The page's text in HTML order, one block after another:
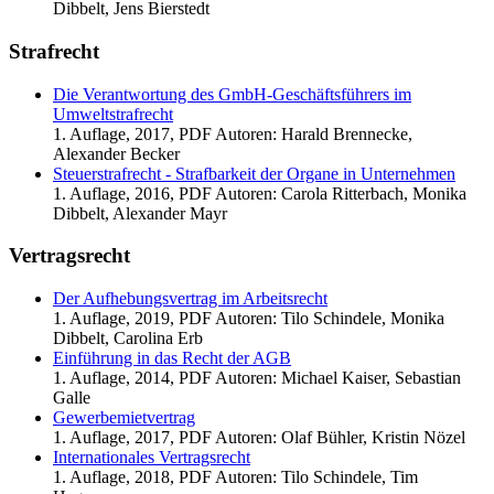
Dibbelt, Jens Bierstedt
Strafrecht
Die Verantwortung des GmbH-Geschäftsführers im
Umweltstrafrecht
1. Auflage, 2017, PDF Autoren: Harald Brennecke,
Alexander Becker
Steuerstrafrecht - Strafbarkeit der Organe in Unternehmen
1. Auflage, 2016, PDF Autoren: Carola Ritterbach, Monika
Dibbelt, Alexander Mayr
Vertragsrecht
Der Aufhebungsvertrag im Arbeitsrecht
1. Auflage, 2019, PDF Autoren: Tilo Schindele, Monika
Dibbelt, Carolina Erb
Einführung in das Recht der AGB
1. Auflage, 2014, PDF Autoren: Michael Kaiser, Sebastian
Galle
Gewerbemietvertrag
1. Auflage, 2017, PDF Autoren: Olaf Bühler, Kristin Nözel
Internationales Vertragsrecht
1. Auflage, 2018, PDF Autoren: Tilo Schindele, Tim